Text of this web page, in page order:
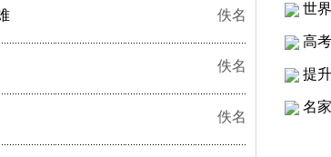
佚名
佚名
佚名
世
高
提
名